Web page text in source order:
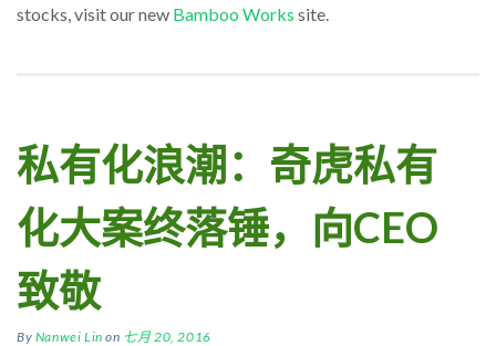
stocks, visit our new Bamboo Works site.
私有化浪潮：奇虎私有
化大案终落锤，向CEO
致敬
By Nanwei Lin on 七月 20, 2016